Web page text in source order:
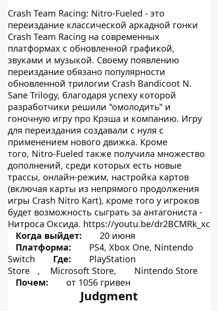
Crash Team Racing: Nitro-Fueled - это
переиздание классической аркадной гонки
Crash Team Racing на современных
платформах с обновленной графикой,
звуками и музыкой. Своему появлению
переиздание обязано популярности
обновленной трилогии Crash Bandicoot N.
Sane Trilogy, благодаря успеху которой
разработчики решили "омолодить" и
гоночную игру про Крэша и компанию. Игру
для переиздания создавали с нуля с
применением нового движка. Кроме
того, Nitro-Fueled также получила множество
дополнений, среди которых есть новые
трассы, онлайн-режим, настройка картов
(включая карты из непрямого продолжения
игры Crash Nitro Kart), кроме того у игроков
будет возможность сыграть за антагониста -
Нитроса Оксида. https://youtu.be/dr2BCMRk_xc
Когда выйдет:
20 июня
Платформа:
PS4, Xbox One, Nintendo
Switch
Где:
PlayStation
Store
, Microsoft Store,
Nintendo Store
Почем:
от 1056 гривен
Judgment